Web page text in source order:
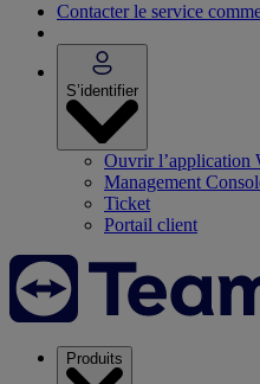
Contacter le service
S’identifier
Ouvrir l’application
Management
Ticket
Portail client
Produits